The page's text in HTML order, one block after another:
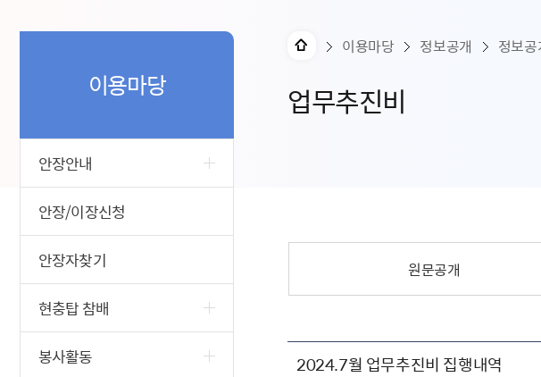
업무추진비
이용마당 정보공개 정보공
이용마당
안장안내
안장/이장신청
안장자찾기
현충탑 참배
봉사활동
원문공개
2024.7월 업무추진비 집행내역